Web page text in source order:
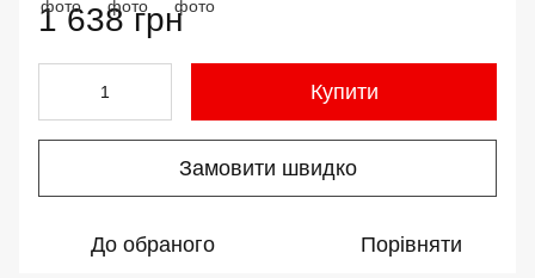
1 638 грн
Купити
Замовити швидко
До обраного Порівняти